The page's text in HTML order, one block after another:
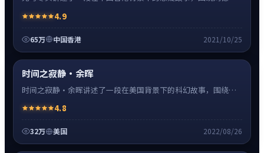
凑、情绪克制。
4.9
65万 中国香港 2021/10/25
高清
时间之寂静·余晖
时间之寂静·余晖讲述了一段在美国背景下的科幻故事，围绕斯
引，节奏紧凑、情绪克制。
4.8
32万 美国 2022/08/26